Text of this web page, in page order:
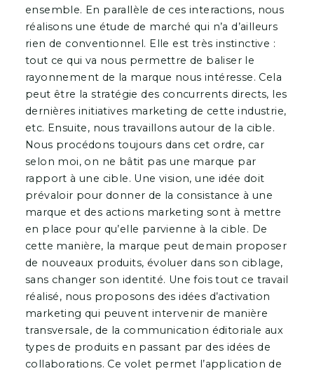
ensemble. En parallèle de ces interactions, nous
réalisons une étude de marché qui n’a d’ailleurs
rien de conventionnel. Elle est très instinctive :
tout ce qui va nous permettre de baliser le
rayonnement de la marque nous intéresse. Cela
peut être la stratégie des concurrents directs, les
dernières initiatives marketing de cette industrie,
etc. Ensuite, nous travaillons autour de la cible.
Nous procédons toujours dans cet ordre, car
selon moi, on ne bâtit pas une marque par
rapport à une cible. Une vision, une idée doit
prévaloir pour donner de la consistance à une
marque et des actions marketing sont à mettre
en place pour qu’elle parvienne à la cible. De
cette manière, la marque peut demain proposer
de nouveaux produits, évoluer dans son ciblage,
sans changer son identité. Une fois tout ce travail
réalisé, nous proposons des idées d’activation
marketing qui peuvent intervenir de manière
transversale, de la communication éditoriale aux
types de produits en passant par des idées de
collaborations. Ce volet permet l’application de